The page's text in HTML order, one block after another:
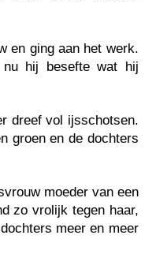
en ging aan het werk.
hij besefte wat hij
dreef vol ijsschotsen.
groen en de dochters
moeder van een
zo vrolijk tegen haar,
meer en meer